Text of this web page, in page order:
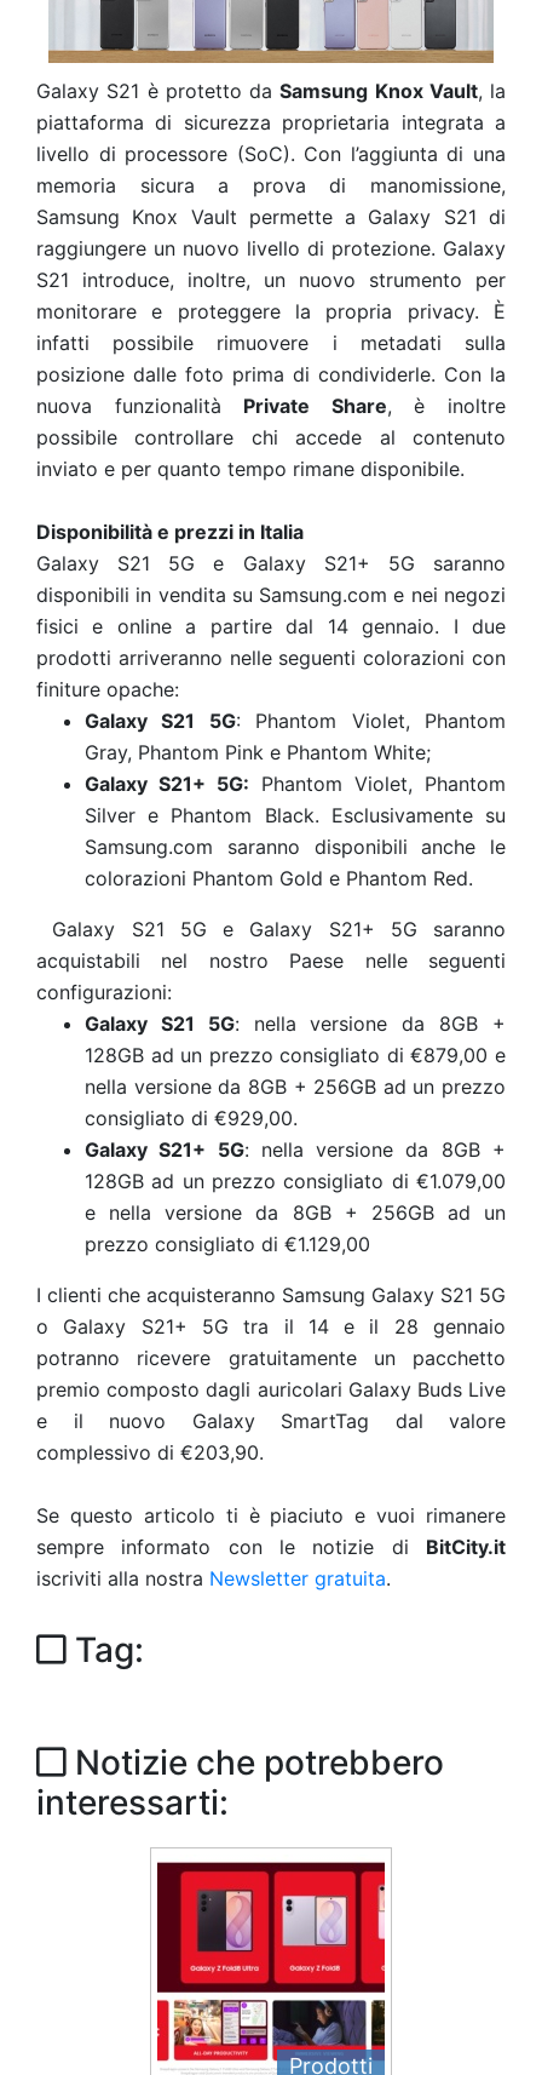
Galaxy S21 è protetto daSamsung Knox Vault, la
piattaforma di sicurezza proprietaria integrata a
livello di processore (SoC). Con l’aggiunta di una
memoria sicura a prova di manomissione,
Samsung Knox Vault permette a Galaxy S21 di
raggiungere un nuovo livello di protezione. Galaxy
S21 introduce, inoltre, un nuovo strumento per
monitorare e proteggere la propria privacy. È
infatti possibile rimuovere i metadati sulla
posizione dalle foto prima di condividerle. Con la
nuova funzionalità Private Share, è inoltre
possibile
controllare chi accede al contenuto
inviato e per quanto tempo rimane disponibile.
Disponibilità e prezzi in Italia
Galaxy S21 5G e Galaxy S21+ 5G saranno
disponibili in vendita su Samsung.com e nei negozi
fisici e online a partire dal 14 gennaio. I due
prodotti arriveranno nelle seguenti colorazioni con
finiture opache:
Galaxy S21 5G: Phantom Violet, Phantom
Gray, Phantom Pink e Phantom White;
Galaxy S21+ 5G: Phantom Violet, Phantom
Silver e Phantom Black. Esclusivamente su
Samsung.com saranno disponibili anche le
colorazioni Phantom Gold e Phantom Red.
Galaxy S21 5G e Galaxy S21+ 5G saranno
acquistabili nel nostro Paese nelle seguenti
configurazioni:
Galaxy S21 5G: nella versione da 8GB +
128GB ad un prezzo consigliato di €879,00 e
nella versione da 8GB + 256GB ad un prezzo
consigliato di €929,00.
Galaxy S21+ 5G: nella versione da 8GB +
128GB ad un prezzo consigliato di €1.079,00
e nella versione da 8GB + 256GB ad un
prezzo consigliato di €1.129,00
I clienti che acquisteranno Samsung Galaxy S21 5G
o Galaxy S21+ 5G tra il 14 e il 28 gennaio
potranno ricevere gratuitamente un pacchetto
premio composto dagli auricolari Galaxy Buds Live
e il nuovo Galaxy SmartTag dal valore
complessivo di €203,90.
Se questo articolo ti è piaciuto e vuoi rimanere
sempre informato con le notizie di BitCity.it
iscriviti alla nostra Newsletter gratuita.
Tag:
Notizie che potrebbero
interessarti:
Prodotti